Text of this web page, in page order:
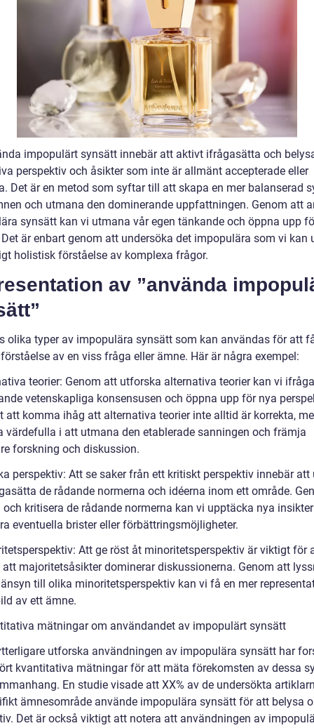
impopulärt synsätt innebär att aktivt ifrågasätta och
perspektiv och åsikter som inte är allmänt accepterade eller
Det är en metod som syftar till att skapa en mer balanserad
och utmana den dominerande uppfattningen. Genom att
synsätt kan vi utmana vår egen tänkande och öppna upp
är enbart genom att undersöka det impopulära som vi kan
holistisk förståelse av komplexa frågor.
av ”använda
olika typer av impopulära synsätt som kan användas för att
av en viss fråga eller ämne. Här är några exempel:
teorier: Genom att utforska alternativa teorier kan vi
vetenskapliga konsensusen och öppna upp för nya
att komma ihåg att alternativa teorier inte alltid är korrekta,
värdefulla i att utmana den etablerade sanningen och främja
forskning och diskussion.
perspektiv: Att se saker från ett kritiskt perspektiv innebär att
de rådande normerna och idéerna inom ett område.
och kritisera de rådande normerna kan vi upptäcka nya
eventuella brister eller förbättringsmöjligheter.
Att ge röst åt minoritetsperspektiv är viktigt för
majoritetsåsikter dominerar diskussionerna. Genom att
till olika minoritetsperspektiv kan vi få en mer
av ett ämne.
mätningar om användandet av impopulärt synsätt
utforska användningen av impopulära synsätt har
kvantitativa mätningar för att mäta förekomsten av dessa
En studie visade att XX% av de undersökta
ämnesområde använde impopulära synsätt för att belysa
Det är också viktigt att notera att användningen av